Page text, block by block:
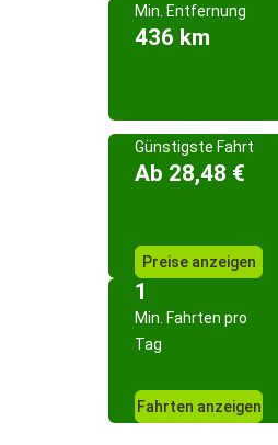
Min. Entfernung
436 km
Günstigste Fahrt
Ab 28,48 €
Preise anzeigen
1
Min. Fahrten pro
Tag
Fahrten anzeigen